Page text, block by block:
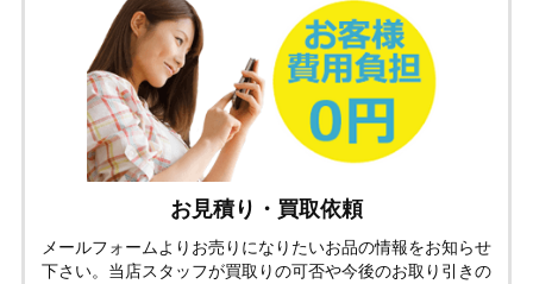
お見積り・買取依頼
メールフォームよりお売りになりたいお品の情報をお知らせ
下さい。当店スタッフが買取りの可否や今後のお取り引きの